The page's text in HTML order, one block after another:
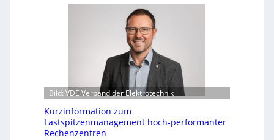
Bild: VDE Verband der Elektrotechnik
Kurzinformation zum
Lastspitzenmanagement hoch-performanter
Rechenzentren